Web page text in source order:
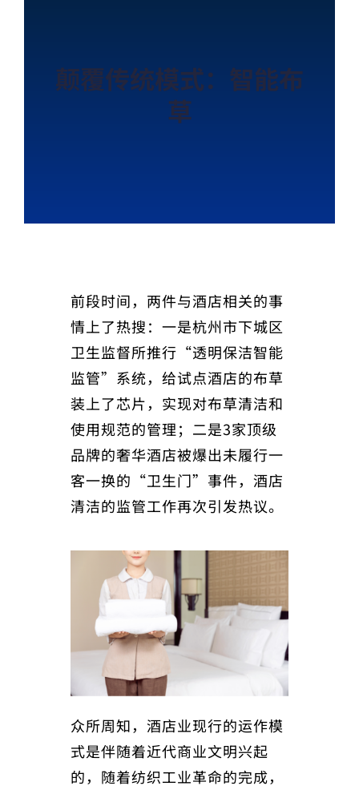
颠覆传统模式：智能布
草
前段时间，两件与酒店相关的事
情上了热搜：一是杭州市下城区
卫生监督所推行“透明保洁智能
监管”系统，给试点酒店的布草
装上了芯片，实现对布草清洁和
使用规范的管理；二是3家顶级
品牌的奢华酒店被爆出未履行一
客一换的“卫生门”事件，酒店
清洁的监管工作再次引发热议。
众所周知，酒店业现行的运作模
式是伴随着近代商业文明兴起
的，随着纺织工业革命的完成，